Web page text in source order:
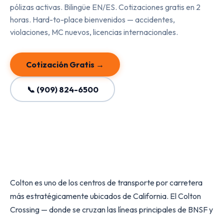
pólizas activas. Bilingüe EN/ES. Cotizaciones gratis en 2
horas. Hard-to-place bienvenidos — accidentes,
violaciones, MC nuevos, licencias internacionales.
Cotización Gratis →
📞 (909) 824-6500
Colton es uno de los centros de transporte por carretera
más estratégicamente ubicados de California. El Colton
Crossing — donde se cruzan las líneas principales de BNSF y